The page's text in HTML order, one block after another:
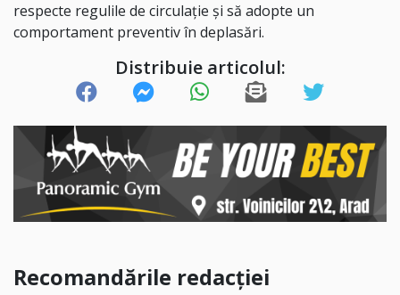
respecte regulile de circulație și să adopte un
comportament preventiv în deplasări.
Distribuie articolul:
Recomandările redacției